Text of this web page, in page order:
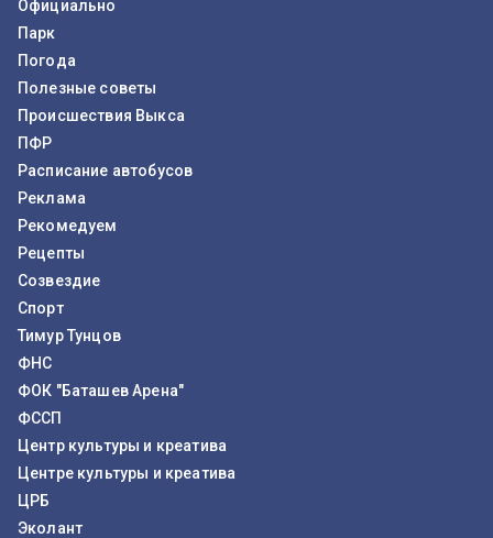
Официально
Парк
Погода
Полезные советы
Происшествия Выкса
ПФР
Расписание автобусов
Реклама
Рекомедуем
Рецепты
Созвездие
Спорт
Тимур Тунцов
ФНС
ФОК "Баташев Арена"
ФССП
Центр культуры и креатива
Центре культуры и креатива
ЦРБ
Эколант